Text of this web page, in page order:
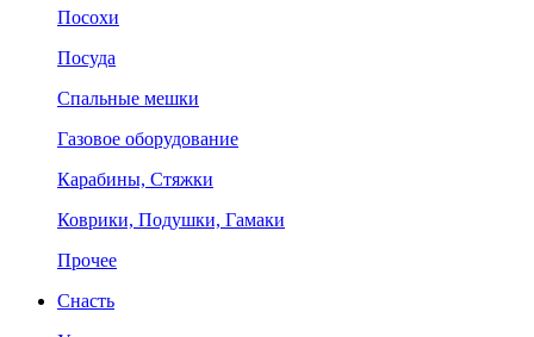
Посохи
Посуда
Спальные мешки
Газовое оборудование
Карабины, Стяжки
Коврики, Подушки, Гамаки
Прочее
Снасть